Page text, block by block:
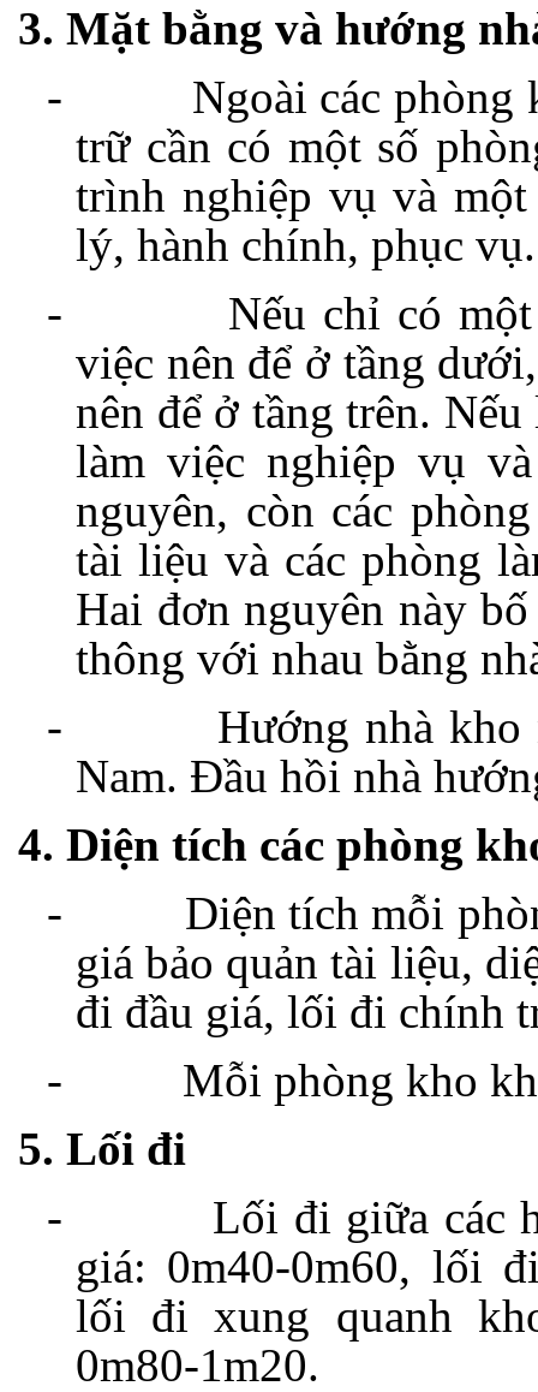
3. Mặt bằng và hướng
-
Ngoài các phòng
trữ cần có một số
trình nghiệp vụ và
lý, hành chính, phục
-
Nếu chỉ có
việc nên để ở tầng
nên để ở tầng trên.
làm việc nghiệp vụ
nguyên, còn các
tài liệu và các phòng
Hai đơn nguyên này
thông với nhau bằng
-
Hướng nhà
Nam. Đầu hồi nhà
4. Diện tích các phòng
-
Diện tích mỗi
giá bảo quản tài liệu,
đi đầu giá, lối đi chính
-
Mỗi phòng kho
5. Lối đi
-
Lối đi giữa các
giá: 0m40-0m60, lối
lối đi xung quanh
0m80-1m20.